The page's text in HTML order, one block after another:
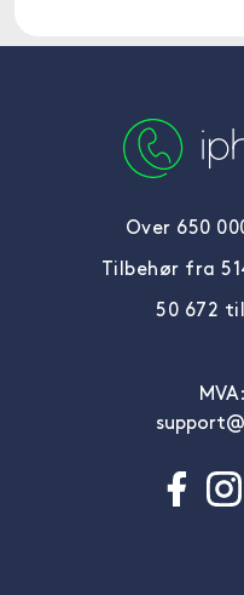
Over 650
Tilbehør fra
50 672